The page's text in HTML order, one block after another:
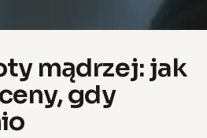
mądrzej: jak
gdy